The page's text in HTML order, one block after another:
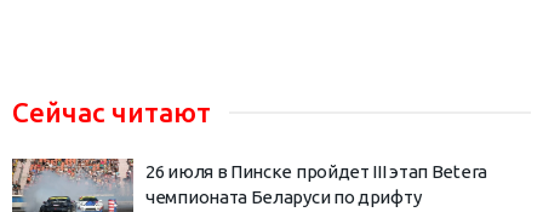
Сейчас читают
26 июля в Пинске пройдет III этап Betera
чемпионата Беларуси по дрифту